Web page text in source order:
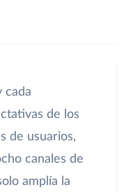
cada
de los
de usuarios,
canales de
amplía la